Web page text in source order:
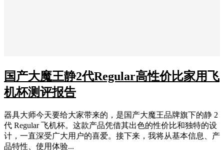
国产大魔王静2代Regular高性价比家用飞
机杯测评报告
器具大师今天要给大家带来的，是国产大魔王品牌旗下的静 2
代 Regular 飞机杯。这款产品凭借其出色的性价比和独特的设
计，一直深受广大用户的喜爱。接下来，我将从基本信息、产
品特性、使用体验...